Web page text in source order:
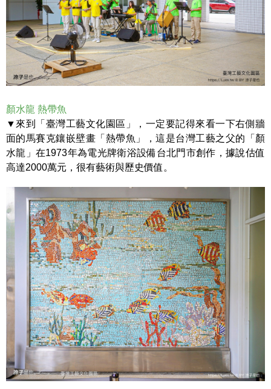
顏水龍 熱帶魚
▼來到「臺灣工藝文化園區」，一定要記得來看一下右側牆
面的馬賽克鑲嵌壁畫「熱帶魚」，這是台灣工藝之父的「顏
水龍」在1973年為電光牌衛浴設備台北門市創作，據說估值
高達2000萬元，很有藝術與歷史價值。